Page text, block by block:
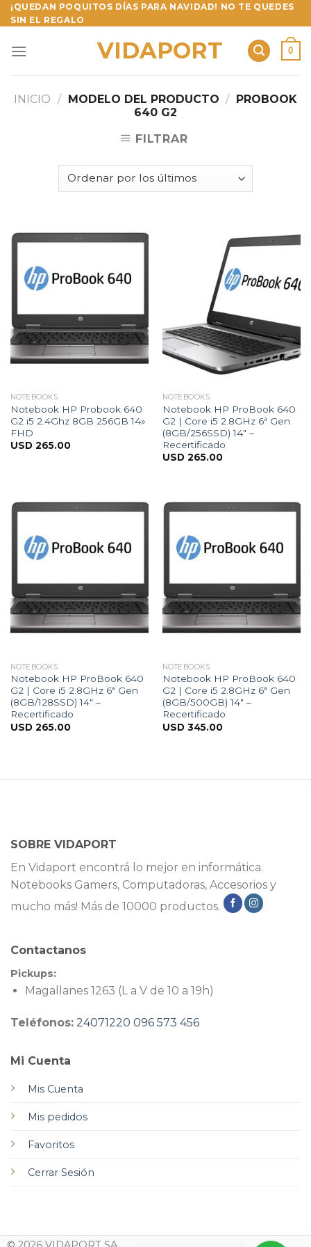
Skip
to
¡QUEDAN POQUITOS DÍAS PARA NAVIDAD! NO TE QUEDES
SIN EL REGALO
VIDAPORT 0
INICIO / MODELO DEL PRODUCTO / PROBOOK
640 G2
FILTRAR
NOTEBOOKS
Notebook HP Probook 640
G2 i5 2.4Ghz 8GB 256GB 14»
FHD
USD 265.00
NOTEBOOKS
Notebook HP ProBook 640
G2 | Core i5 2.8GHz 6ª Gen
(8GB/256SSD) 14″ –
Recertificado
USD 265.00
NOTEBOOKS
Notebook HP ProBook 640
G2 | Core i5 2.8GHz 6ª Gen
(8GB/128SSD) 14″ –
Recertificado
USD 265.00
NOTEBOOKS
Notebook HP ProBook 640
G2 | Core i5 2.8GHz 6ª Gen
(8GB/500GB) 14″ –
Recertificado
USD 345.00
SOBRE VIDAPORT
En Vidaport encontrá lo mejor en informática.
Notebooks Gamers, Computadoras, Accesorios y
mucho más! Más de 10000 productos.
Mi Cuenta
Mis Cuenta
Mis pedidos
Favoritos
Cerrar Sesión
Contactanos
Pickups:
Magallanes 1263 (L a V de 10 a 19h)
Teléfonos: 24071220 096 573 456